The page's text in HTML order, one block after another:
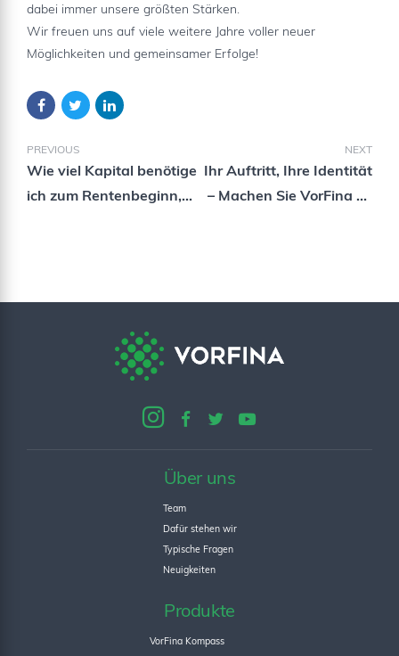
dabei immer unsere größten Stärken.
Wir freuen uns auf viele weitere Jahre voller neuer
Möglichkeiten und gemeinsamer Erfolge!
PREVIOUS
Wie viel Kapital benötige
ich zum Rentenbeginn,
NEXT
Ihr Auftritt, Ihre Identität
– Machen Sie VorFina zu
Über uns
Team
Dafür stehen wir
Typische Fragen
Neuigkeiten
Produkte
VorFina Kompass